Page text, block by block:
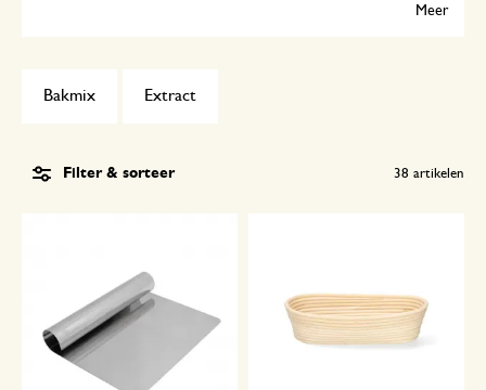
Meer
Bakmix Extract
Filter & sorteer 38 artikelen